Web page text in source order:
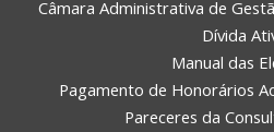
Câmara Administrativa de
Dívida
Manual das
Pagamento de Honorários
Pareceres da